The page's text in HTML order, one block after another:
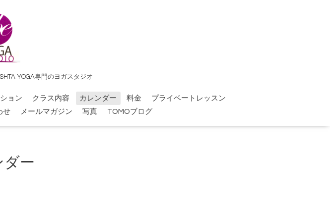
YOGA専門のヨガスタジオ
ョン クラス内容 カレンダー 料金
プライベートレッスン
せ メールマガジン 写真 TOMOブログ
ダー